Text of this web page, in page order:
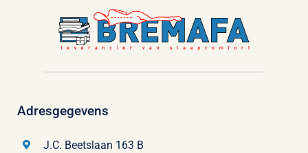
Adresgegevens
J.C. Beetslaan 163 B